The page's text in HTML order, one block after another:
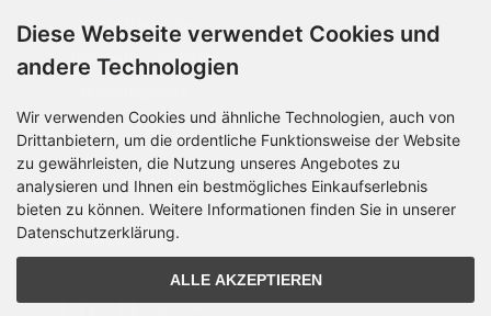
Geschäftskunden
Beschaffungsplattform
Über OCTO IT
Sitemap
PARTNER
Diese Webseite verwendet Cookies und
andere Technologien
Wir verwenden Cookies und ähnliche Technologien, auch von
Drittanbietern, um die ordentliche Funktionsweise der Website
zu gewährleisten, die Nutzung unseres Angebotes zu
analysieren und Ihnen ein bestmögliches Einkaufserlebnis
bieten zu können. Weitere Informationen finden Sie in unserer
Datenschutzerklärung.
ALLE AKZEPTIEREN